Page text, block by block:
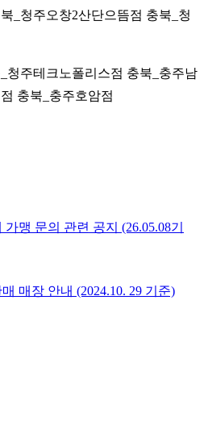
_청주오창2산단으뜸점 충북_청
청주테크노폴리스점 충북_충주남
충북_충주호암점
맹 문의 관련 공지 (26.05.08기
매장 안내 (2024.10. 29 기준)